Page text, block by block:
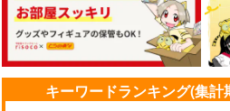
サンプル
作品詳細
キーワードランキング(集